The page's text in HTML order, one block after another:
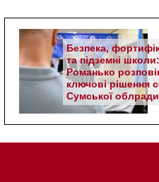
Безпека,
та підземні школи:
Романько
ключові рішення
Сумської облради